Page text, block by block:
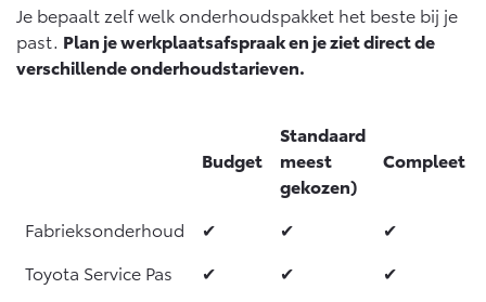
Vanaf € 48.995,-
Mirai
WATERSTOF-ELEKTRISCH
OOK ALS BATTERIJ-
Je bepaalt zelf welk onderhoudspakket het beste bij je
past. Plan je werkplaatsafspraak en je ziet direct de
verschillende onderhoudstarieven.
Budget
Standaard
meest
gekozen)
Compleet
Fabrieksonderhoud ✔ ✔
✔
Toyota Service Pas
✔ ✔
✔